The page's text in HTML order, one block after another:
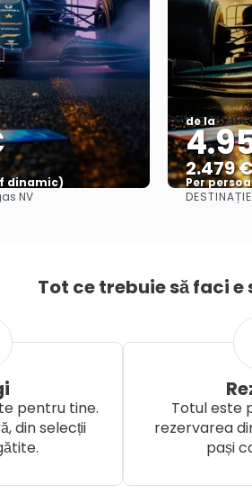
dinamic)
multe
NV
de la
2.479
Per
Tot ce trebuie să faci e
pentru tine.
din selecții
Totul este
rezervarea
pași